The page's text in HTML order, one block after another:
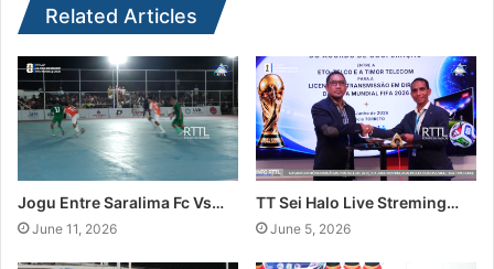
Related Articles
Jogu Entre Saralima Fc Vs…
June 11, 2026
TT Sei Halo Live Streming…
June 5, 2026